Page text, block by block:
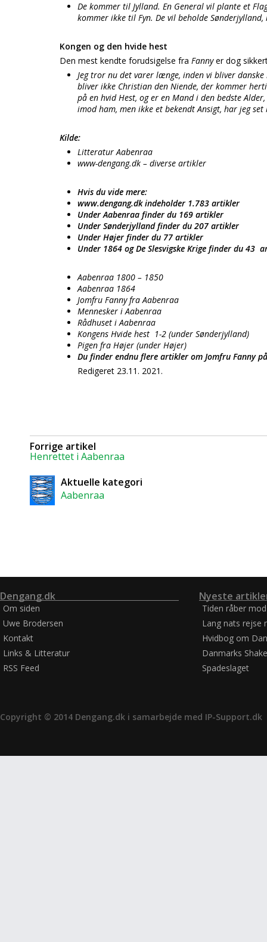
De kommer til Jylland. En General vil plante et
kommer ikke til Fyn. De vil beholde
Kongen og den hvide hest
Den mest kendte forudsigelse fra Fannyer dog
Jeg tror nu det varer længe, inden vi bliver
bliver ikke Christian den Niende, der kommer
på en hvid Hest, og er en Mand i den bedste
imod ham, men ikke et bekendt Ansigt, har jeg
Kilde:
Litteratur Aabenraa
www-dengang.dk – diverse artikler
Hvis du vide mere:
www.dengang.dk indeholder 1.783 artikler
Under Aabenraa finder du 169 artikler
Under Sønderjylland finder du 207 artikler
Under Højer finder du 77 artikler
Under 1864 og De Slesvigske Krige finder du 43
Aabenraa 1800 – 1850
Aabenraa 1864
Jomfru Fanny fra Aabenraa
Mennesker i Aabenraa
Rådhuset i Aabenraa
Kongens Hvide hest 1-2 (under Sønderjylland)
Pigen fra Højer (under Højer)
Du finder endnu flere artikler om Jomfru Fanny
Redigeret 23.11. 2021.
Forrige artikel
Henrettet i Aabenraa
Aktuelle kategori
Aabenraa
Dengang.dk
Om siden
Uwe Brodersen
Kontakt
Links & Litteratur
RSS Feed
Nyeste
Tiden råber
Lang nats rejse
Hvidbog om
Danmarks
Spadeslaget
Copyright © 2014 Dengang.dk i samarbejde med IP-Support.dk